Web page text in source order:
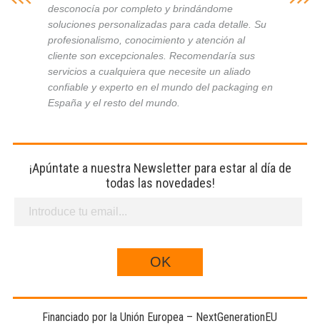
desconocía por completo y brindándome
soluciones personalizadas para cada detalle. Su
profesionalismo, conocimiento y atención al
cliente son excepcionales. Recomendaría sus
servicios a cualquiera que necesite un aliado
confiable y experto en el mundo del packaging en
España y el resto del mundo.
¡Apúntate a nuestra Newsletter para estar al día de
todas las novedades!
Financiado por la Unión Europea – NextGenerationEU